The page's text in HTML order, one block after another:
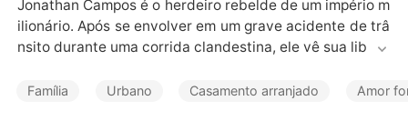
Contos Curtos
Jonathan Campos é o herdeiro rebelde de um império m
ilionário. Após se envolver em um grave acidente de trâ
nsito durante uma corrida clandestina, ele vê sua liberd
tar o perdão do pai, Jonathan aceita uma proposta ines
Família Urbano Casamento arranjado Amor